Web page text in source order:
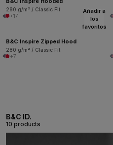
280 g/m² / Classic Fit
+17
Añadir a
los
favoritos
B&C Inspire Zipped Hood
280 g/m² / Classic Fit
+7
B&C ID.
10 products